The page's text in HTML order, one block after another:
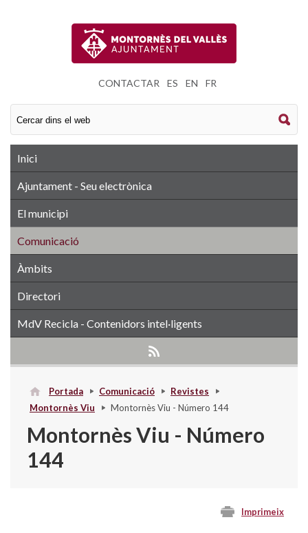
CONTACTAR ES EN FR
Inici
Ajuntament - Seu electrònica
El municipi
Comunicació
Àmbits
Directori
MdV Recicla - Contenidors intel·ligents
Portada Comunicació
Revistes
Montornès Viu
Montornès Viu - Número 144
Montornès Viu - Número
144
Imprimeix